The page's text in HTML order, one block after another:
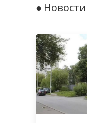
● Новости